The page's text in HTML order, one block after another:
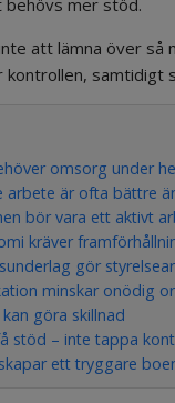
behövs mer stöd.
att lämna över så
kontrollen, samtidigt
omsorg under
arbete är ofta bättre
bör vara ett aktivt
kräver
gör
minskar onödig
göra skillnad
stöd – inte tappa
ett tryggare